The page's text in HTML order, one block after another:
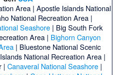
Area| Apostle Islands National
National Recreation Area |
Seashore | Big South Fork
Area | Bighorn Canyon
| Bluestone National Scenic
National Recreation Area|
| Canaveral National Seashore|